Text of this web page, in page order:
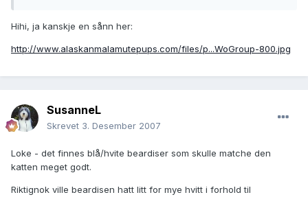
Hihi, ja kanskje en sånn her:
http://www.alaskanmalamutepups.com/files/p...WoGroup-800.jpg
SusanneL
Skrevet 3. Desember 2007
Loke - det finnes blå/hvite beardiser som skulle matche den
katten meget godt.
Riktignok ville beardisen hatt litt for mye hvitt i forhold til